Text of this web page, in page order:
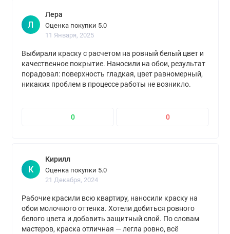
Л
Лера
Оценка покупки 5.0
11 Января, 2025
Выбирали краску с расчетом на ровный белый цвет и
качественное покрытие. Наносили на обои, результат
порадовал: поверхность гладкая, цвет равномерный,
никаких проблем в процессе работы не возникло.
0 0
К
Кирилл
Оценка покупки 5.0
21 Декабря, 2024
Рабочие красили всю квартиру, наносили краску на
обои молочного оттенка. Хотели добиться ровного
белого цвета и добавить защитный слой. По словам
мастеров, краска отличная — легла ровно, всё